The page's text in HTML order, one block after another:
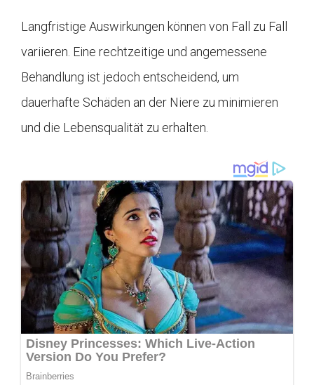
Langfristige Auswirkungen können von Fall zu Fall
variieren. Eine rechtzeitige und angemessene
Behandlung ist jedoch entscheidend, um
dauerhafte Schäden an der Niere zu minimieren
und die Lebensqualität zu erhalten.